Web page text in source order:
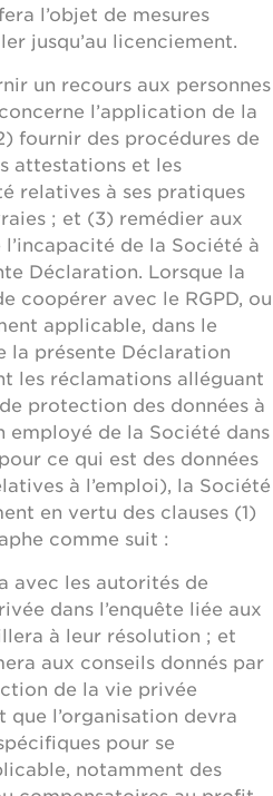
l’objet de mesures
jusqu’au licenciement.
un recours aux personnes
l’application de la
fournir des procédures de
attestations et les
relatives à ses pratiques
; et (3) remédier aux
de la Société à
Déclaration. Lorsque la
coopérer avec le RGPD, ou
applicable, dans le
la présente Déclaration
les réclamations alléguant
protection des données à
employé de la Société dans
pour ce qui est des données
à l’emploi), la Société
en vertu des clauses (1)
comme suit :
avec les autorités de
dans l’enquête liée aux
à leur résolution ; et
aux conseils donnés par
de la vie privée
que l’organisation devra
pour se
notamment des